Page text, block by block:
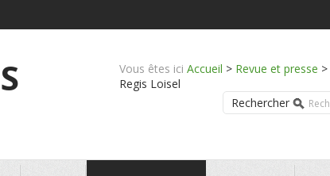
Vous êtes ici Accueil > Revue et presse >
Regis Loisel
Rechercher